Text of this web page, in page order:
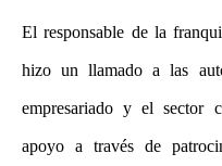
El responsable de la
hizo un llamado a las
empresariado y el sector
apoyo a través de